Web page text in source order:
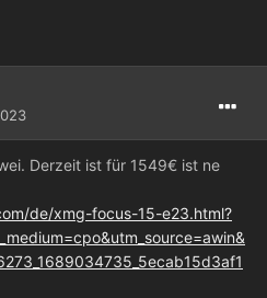
Derzeit ist für 1549€ ist ne
de/xmg-focus-15-e23.html?